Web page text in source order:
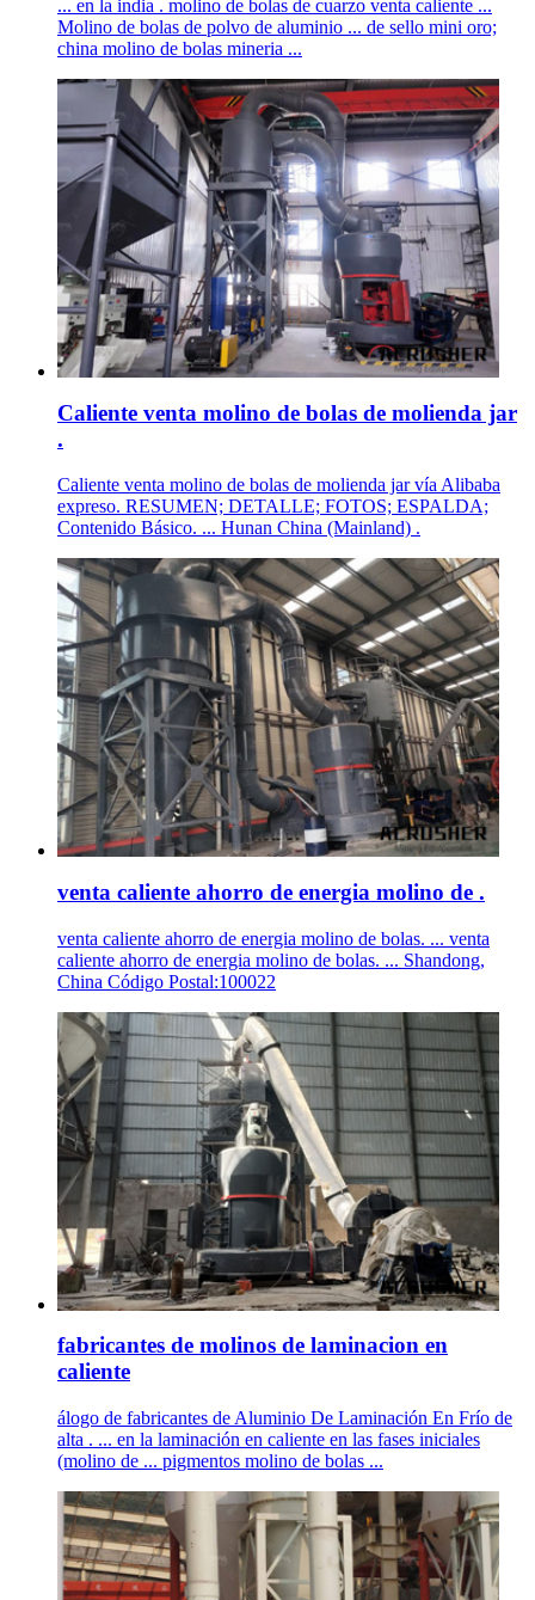
... en la india . molino de bolas de cuarzo venta caliente ...
Molino de bolas de polvo de aluminio ... de sello mini oro;
china molino de bolas mineria ...
Caliente venta molino de bolas de molienda jar
.
Caliente venta molino de bolas de molienda jar vía Alibaba
expreso. RESUMEN; DETALLE; FOTOS; ESPALDA;
Contenido Básico. ... Hunan China (Mainland) .
venta caliente ahorro de energia molino de .
venta caliente ahorro de energia molino de bolas. ... venta
caliente ahorro de energia molino de bolas. ... Shandong,
China Código Postal:100022
fabricantes de molinos de laminacion en
caliente
álogo de fabricantes de Aluminio De Laminación En Frío de
alta . ... en la laminación en caliente en las fases iniciales
(molino de ... pigmentos molino de bolas ...